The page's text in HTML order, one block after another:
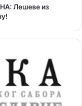
Лешеве из